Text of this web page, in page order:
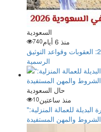
السعودية
منذ 6 أيام
740
ضوابط زواج المسيار في السعودية 2026: العقوبات وقواعد التوثيق
الرسمية
حال السعودية
منذ ساعتين10
"مساند" توضح تفاصيل خدمة التأشيرة البديلة للعمالة المنزلية:
الشروط والمهن المستفيدة